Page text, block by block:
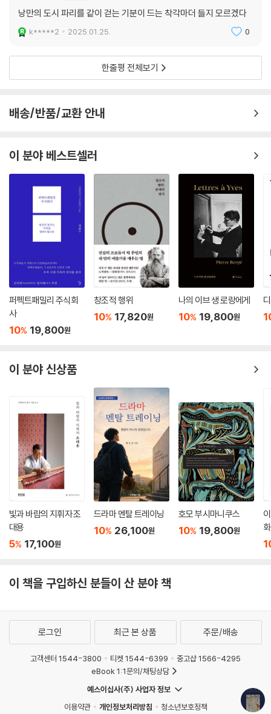
낭만의 도시 파리를 같이 걷는 기분이 드는 착각마더 들지 모르겠다
k*****2 2025.01.25. 0
한줄평 전체보기
배송/반품/교환 안내
이 분야 베스트셀러
퍼펙트패밀리 주식회
사
10% 19,800원
창조적 행위
10% 17,820원
나의 이브 생 로랑에게
10% 19,800원
이 분야 신상품
빛과 바람의 지휘자 조
대용
5% 17,100원
드라마 멘탈 트레이닝
10% 26,100원
호모 부시마니쿠스
10% 19,800원
화
이 책을 구입하신 분들이 산 분야 책
로그인 최근 본 상품 주문/배송
고객센터 1544-3800 티켓 1544-6399
중고샵 1566-4295
eBook 1:1문의/채팅상담
예스이십사(주) 사업자 정보
이용약관
개인정보처리방침 청소년보호정책